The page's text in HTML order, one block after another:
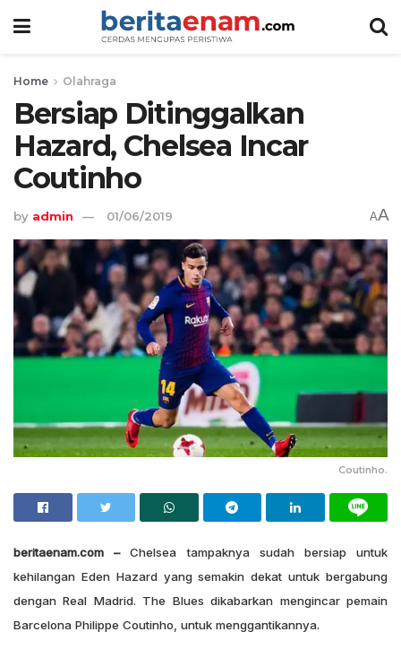
Home Olahraga
Bersiap Ditinggalkan
Hazard, Chelsea Incar
Coutinho
by admin 01/06/2019 AA
Coutinho.
beritaenam.com –Chelsea tampaknya sudah bersiap untuk
kehilangan Eden Hazard yang semakin dekat untuk bergabung
dengan Real Madrid. The Blues dikabarkan mengincar pemain
Barcelona Philippe Coutinho, untuk menggantikannya.